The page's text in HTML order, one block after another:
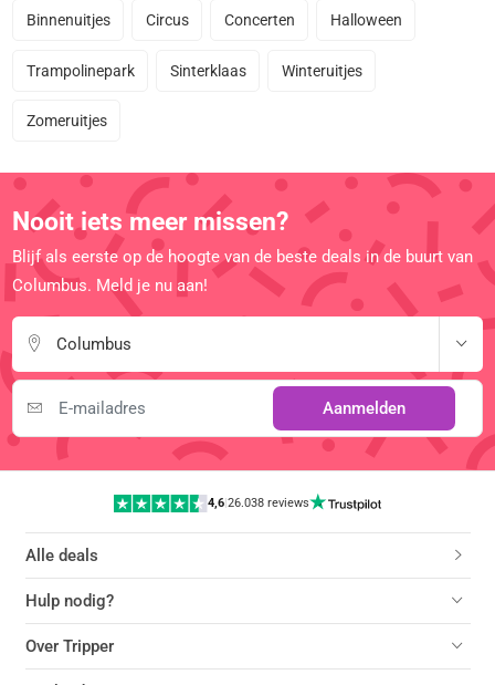
Binnenuitjes Circus Concerten Halloween
Trampolinepark Sinterklaas Winteruitjes
Zomeruitjes
Nooit iets meer missen?
Blijf als eerste op de hoogte van de beste deals in de buurt van
Columbus. Meld je nu aan!
Columbus
Aanmelden
4,6|26.038 reviews
Alle deals
Hulp nodig?
Over Tripper